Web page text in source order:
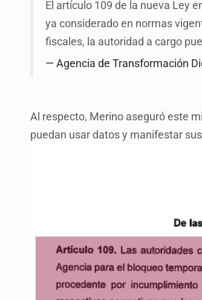
El artículo 109 de la nueva Ley
ya considerado en normas
fiscales, la autoridad a cargo
— Agencia de Transformación
Al respecto, Merino aseguró este
puedan usar datos y manifestar